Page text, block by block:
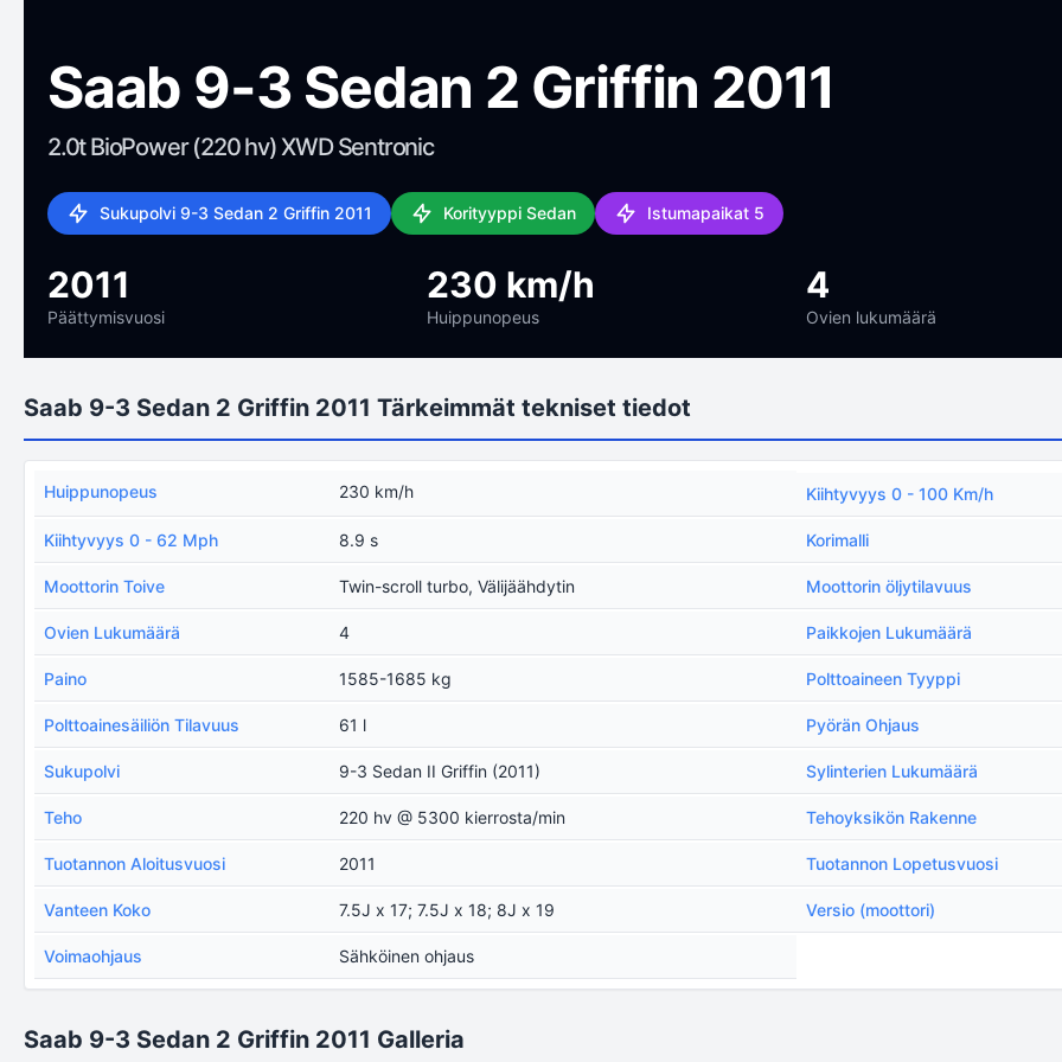
Saab 9-3 Sedan 2 Griffin 2011
2.0t BioPower (220 hv) XWD Sentronic
Sukupolvi 9-3 Sedan 2 Griffin 2011 Korityyppi Sedan Istumapaikat 5
2011
Päättymisvuosi
230 km/h
Huippunopeus
4
Ovien lukumäärä
Saab 9-3 Sedan 2 Griffin 2011 Tärkeimmät tekniset tiedot
Huippunopeus 230 km/h Kiihtyvyys 0 - 100 Km/h
Kiihtyvyys 0 - 62 Mph 8.9 s Korimalli
Moottorin Toive Twin-scroll turbo, Välijäähdytin Moottorin öljytilavuus
Ovien Lukumäärä 4 Paikkojen Lukumäärä
Paino 1585-1685 kg Polttoaineen Tyyppi
Polttoainesäiliön Tilavuus 61 l Pyörän Ohjaus
Sukupolvi 9-3 Sedan II Griffin (2011) Sylinterien Lukumäärä
Teho 220 hv @ 5300 kierrosta/min Tehoyksikön Rakenne
Tuotannon Aloitusvuosi 2011 Tuotannon Lopetusvuosi
Vanteen Koko 7.5J x 17; 7.5J x 18; 8J x 19 Versio (moottori)
Voimaohjaus Sähköinen ohjaus
Saab 9-3 Sedan 2 Griffin 2011 Galleria